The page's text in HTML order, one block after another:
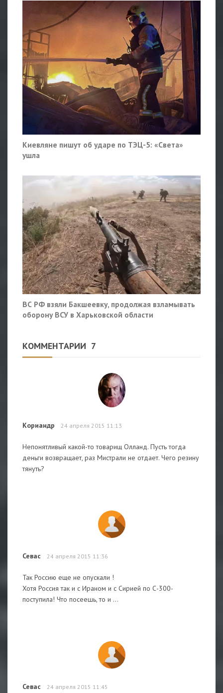
Киевляне пишут об ударе по ТЭЦ-5: «Света»
ушла
ВС РФ взяли Бакшеевку, продолжая взламывать
оборону ВСУ в Харьковской области
КОММЕНТАРИИ 7
Кориандр 24 апреля 2015 11:13
Непонятливый какой-то товарищ Олланд. Пусть тогда
деньги возвращает, раз Мистрали не отдает. Чего резину
тянуть?
Севас 24 апреля 2015 11:36
Так Россию еще не опускали !
Хотя Россия так и с Ираном и с Сирией по С-300-
поступила! Что посеешь, то и ...
Севас 24 апреля 2015 11:45